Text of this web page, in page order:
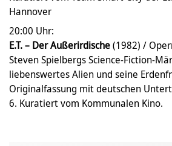
Hannover
20:00 Uhr:
E.T. – Der Außerirdische(1982) /
Steven Spielbergs Science-Fiction-
liebenswertes Alien und seine
Originalfassung mit deutschen
6. Kuratiert vom Kommunalen Kino.